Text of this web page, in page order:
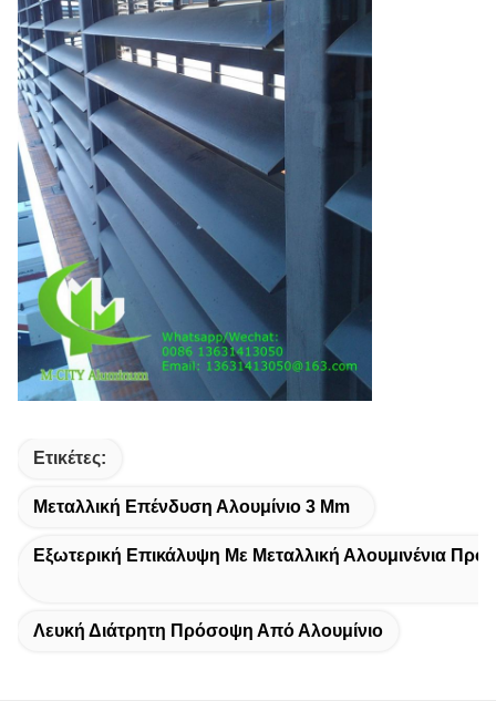
Ετικέτες:
Μεταλλική Επένδυση Αλουμίνιο 3 Mm
Εξωτερική Επικάλυψη Με Μεταλλική Αλουμινένια
Λευκή Διάτρητη Πρόσοψη Από Αλουμίνιο